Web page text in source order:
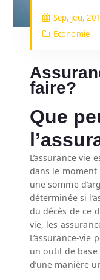
Sep, jeu,
Economie
faire?
Que
L’assurance
dans le moment
une somme
déterminée si
du décès de ce
vie, les
L’assurance-
un outil de
d’une manière